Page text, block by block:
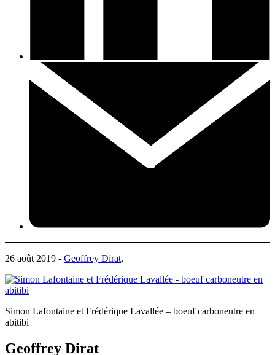
26 août 2019 - Geoffrey Dirat,
Simon Lafontaine et Frédérique Lavallée – boeuf carboneutre en
abitibi
Geoffrey Dirat